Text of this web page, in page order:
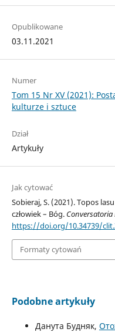
Opublikowane
03.11.2021
Numer
Tom 15 Nr XV (2021):
kulturze i sztuce
Dział
Artykuły
Jak cytować
Sobieraj, S. (2021). Topos
człowiek – Bóg.
https://doi.org/10.34739/
Formaty cytowań
Podobne artykuły
Данута Будняк,